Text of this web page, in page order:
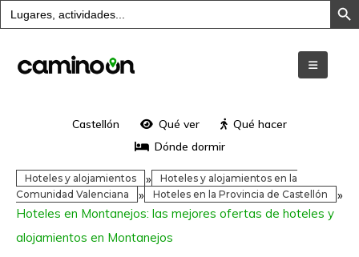
Buscar:
Castellón Qué ver
Qué hacer
Dónde dormir
Hoteles y alojamientos »
Hoteles y alojamientos en la
Comunidad Valenciana
» Hoteles en la Provincia de Castellón
»
Hoteles en Montanejos: las mejores ofertas de hoteles y
alojamientos en Montanejos